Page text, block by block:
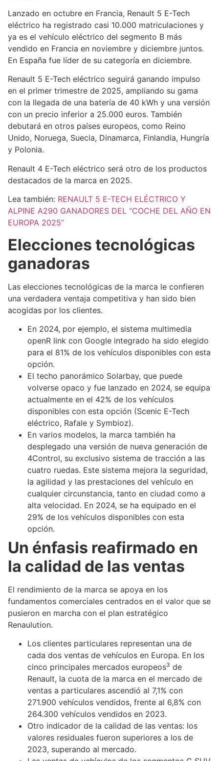
Lanzado en octubre en Francia, Renault 5 E-Tech
eléctrico ha registrado casi 10.000 matriculaciones y
ya es el vehículo eléctrico del segmento B más
vendido en Francia en noviembre y diciembre juntos.
En España fue líder de su categoría en diciembre.
Renault 5 E-Tech eléctrico seguirá ganando impulso
en el primer trimestre de 2025, ampliando su gama
con la llegada de una batería de 40 kWh y una versión
con un precio inferior a 25.000 euros. También
debutará en otros países europeos, como Reino
Unido, Noruega, Suecia, Dinamarca, Finlandia, Hungría
y Polonia.
Renault 4 E-Tech eléctrico será otro de los productos
destacados de la marca en 2025.
Lea también: RENAULT 5 E-TECH ELÉCTRICO Y
ALPINE A290 GANADORES DEL “COCHE DEL AÑO EN
EUROPA 2025”
Elecciones tecnológicas
ganadoras
Las elecciones tecnológicas de la marca le confieren
una verdadera ventaja competitiva y han sido bien
acogidas por los clientes.
En 2024, por ejemplo, el sistema multimedia
openR link con Google integrado ha sido elegido
para el 81% de los vehículos disponibles con esta
opción.
El techo panorámico Solarbay, que puede
volverse opaco y fue lanzado en 2024, se equipa
actualmente en el 42% de los vehículos
disponibles con esta opción (Scenic E-Tech
eléctrico, Rafale y Symbioz).
En varios modelos, la marca también ha
desplegado una versión de nueva generación de
4Control, su exclusivo sistema de tracción a las
cuatro ruedas. Este sistema mejora la seguridad,
la agilidad y las prestaciones del vehículo en
cualquier circunstancia, tanto en ciudad como a
alta velocidad. En 2024, se ha equipado en el
29% de los vehículos disponibles con esta
opción.
Un énfasis reafirmado en
la calidad de las ventas
El rendimiento de la marca se apoya en los
fundamentos comerciales centrados en el valor que se
pusieron en marcha con el plan estratégico
Renaulution.
Los clientes particulares representan una de
cada dos ventas de vehículos en Europa. En los
cinco principales mercados europeos3 de
Renault, la cuota de la marca en el mercado de
ventas a particulares ascendió al 7,1% con
271.900 vehículos vendidos, frente al 6,8% con
264.300 vehículos vendidos en 2023.
Otro indicador de la calidad de las ventas: los
valores residuales fueron superiores a los de
2023, superando al mercado.